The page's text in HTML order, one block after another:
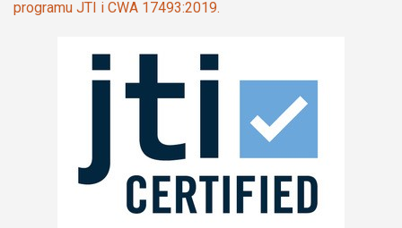
programu JTI i CWA 17493:2019.